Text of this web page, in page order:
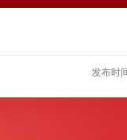
发布时